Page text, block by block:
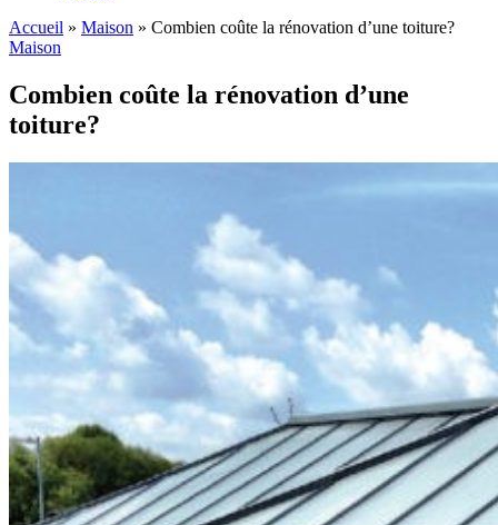
Accueil » Maison » Combien coûte la rénovation d’une toiture?
Maison
Combien coûte la rénovation d’une
toiture?